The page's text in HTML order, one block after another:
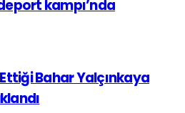
kampı’nda
Bahar Yalçınkaya